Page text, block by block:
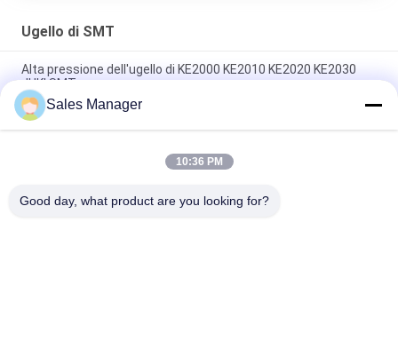
Ugello di SMT
Alta pressione dell'ugello di KE2000 KE2010 KE2020 KE2030
JUKI SMT
Ugello girante ad alta pressione KE2000 KE2010 KE2020
KE2030 dell'ugello JUKI di SMT
Scelta di SMT dell'ugello Yamaha/di Assembleon SMT ed
Sales Manager
10:36 PM
Good day, what product are you looking for?